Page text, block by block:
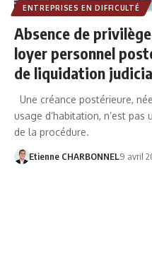
ENTREPRISES EN DIFFICULTÉ
Absence de
loyer personnel
de liquidation
Une créance postérieure,
usage d’habitation, n’est
de la procédure.
Etienne CHARBONNEL9 avril